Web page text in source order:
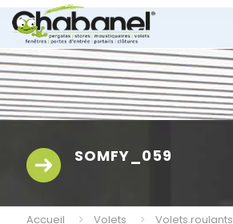
SOMFY_059
Accueil Volets Volets roulants